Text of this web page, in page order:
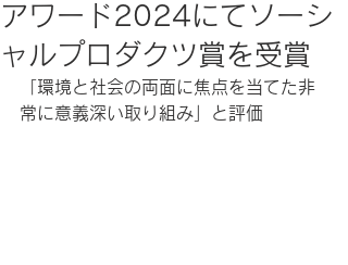
アワード2024にてソーシ
ャルプロダクツ賞を受賞
「環境と社会の両面に焦点を当てた非
常に意義深い取り組み」と評価